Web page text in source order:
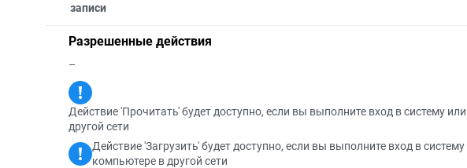
записи
Разрешенные действия
–
Действие 'Прочитать' будет доступно, если вы выполните вход в систему
другой сети
Действие 'Загрузить' будет доступно, если вы выполните вход в
компьютере в другой сети